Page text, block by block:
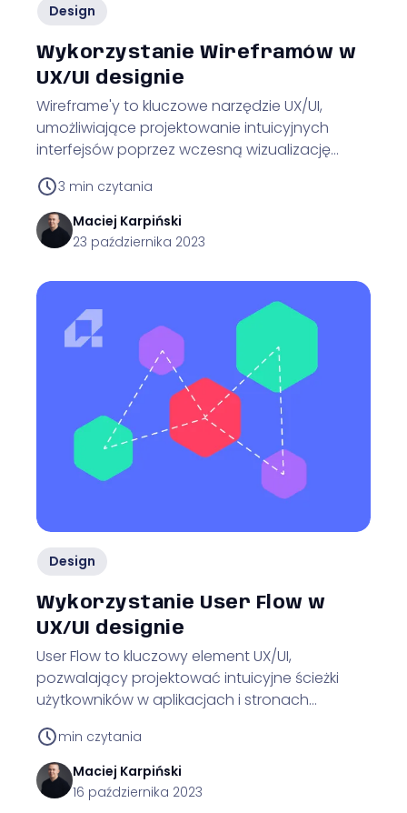
Design
Wykorzystanie Wireframów w
UX/UI designie
Wireframe'y to kluczowe narzędzie UX/UI,
umożliwiające projektowanie intuicyjnych
interfejsów poprzez wczesną wizualizację
3 min czytania
Maciej Karpiński
23 października 2023
Design
Wykorzystanie User Flow w
UX/UI designie
User Flow to kluczowy element UX/UI,
pozwalający projektować intuicyjne ścieżki
użytkowników w aplikacjach i stronach
min czytania
Maciej Karpiński
16 października 2023